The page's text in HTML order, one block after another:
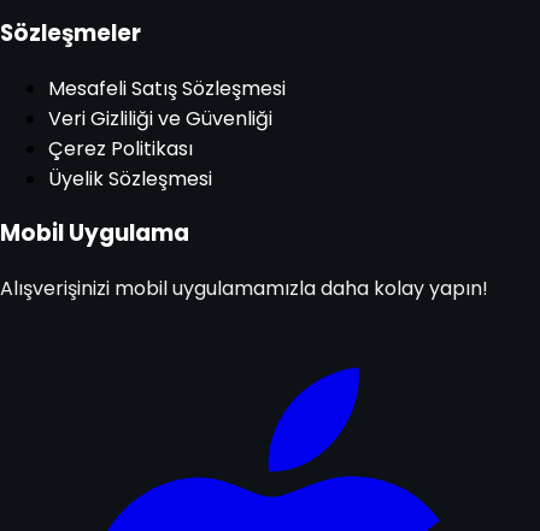
Sözleşmeler
Mesafeli Satış Sözleşmesi
Veri Gizliliği ve Güvenliği
Çerez Politikası
Üyelik Sözleşmesi
Mobil Uygulama
Alışverişinizi mobil uygulamamızla daha kolay yapın!